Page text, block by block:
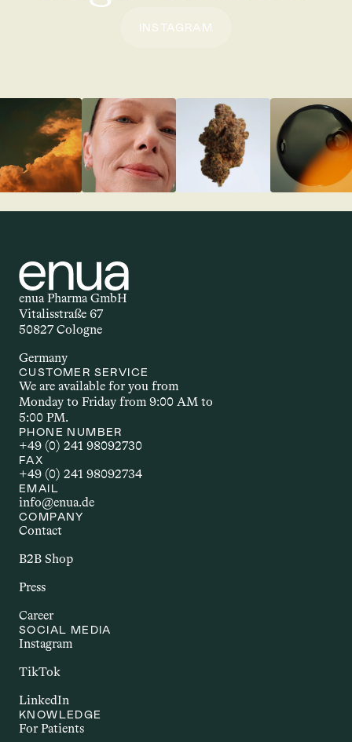
INSTAGRAM
enua Pharma GmbH
Vitalisstraße 67
50827 Cologne
Germany
CUSTOMER SERVICE
We are available for you from
Monday to Friday from 9:00 AM to
5:00 PM.
PHONE NUMBER
+49 (0) 241 98092730
FAX
+49 (0) 241 98092734
EMAIL
info@enua.de
COMPANY
Contact
B2B Shop
Press
Career
SOCIAL MEDIA
Instagram
TikTok
LinkedIn
KNOWLEDGE
For Patients